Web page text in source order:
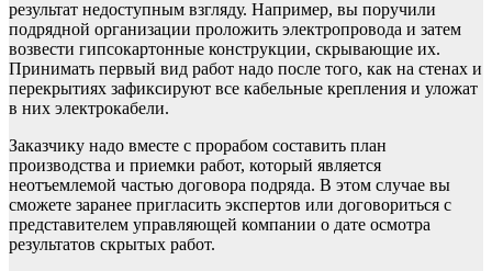
результат недоступным взгляду. Например, вы поручили
подрядной организации проложить электропровода и затем
возвести гипсокартонные конструкции, скрывающие их.
Принимать первый вид работ надо после того, как на стенах и
перекрытиях зафиксируют все кабельные крепления и уложат
в них электрокабели.
Заказчику надо вместе с прорабом составить план
производства и приемки работ, который является
неотъемлемой частью договора подряда. В этом случае вы
сможете заранее пригласить экспертов или договориться с
представителем управляющей компании о дате осмотра
результатов скрытых работ.